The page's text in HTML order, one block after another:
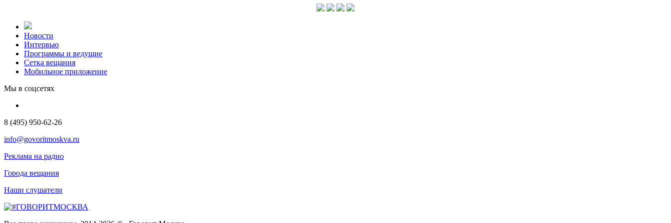
Новости
Интервью
Программы и ведущие
Сетка вещания
Мобильное приложение
Мы в соцсетях
8 (495) 950-62-26
info@govoritmoskva.ru
Реклама на радио
Города вещания
Наши слушатели